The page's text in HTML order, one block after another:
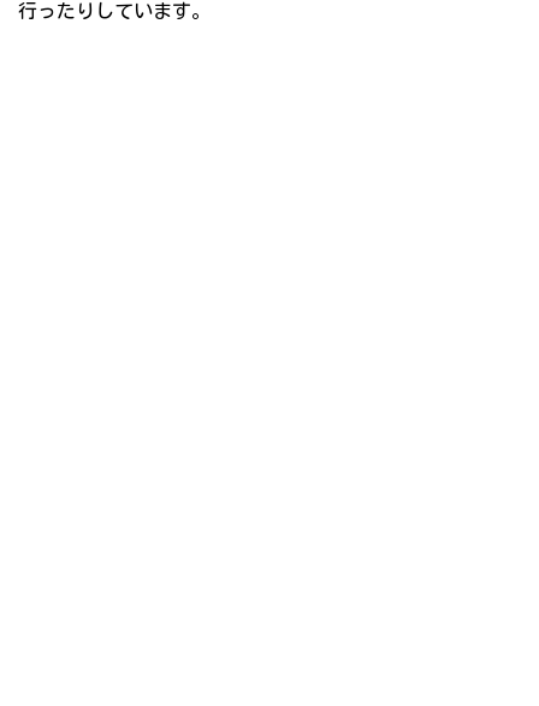
行ったりしています。